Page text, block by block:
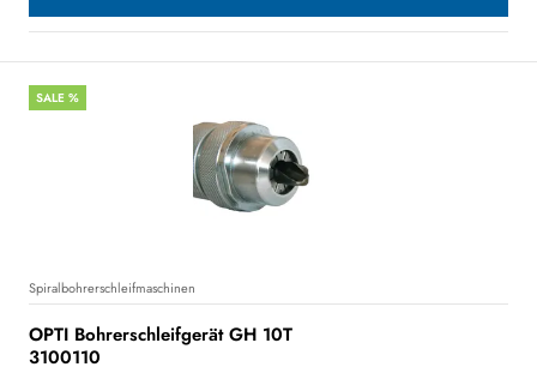
SALE %
Spiralbohrerschleifmaschinen
OPTI Bohrerschleifgerät GH 10T
3100110